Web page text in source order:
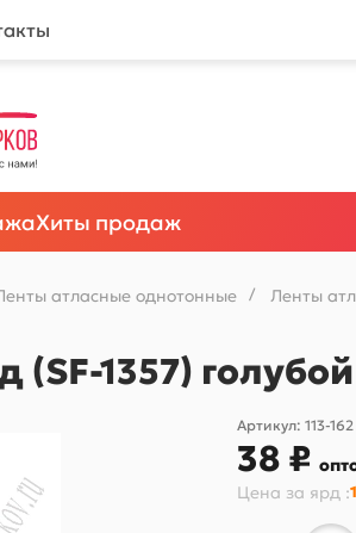
Хиты продаж
атласные однотонные / Ленты
(SF-1357)
Артикул:113-162
38 ₽
Цена за ярд :